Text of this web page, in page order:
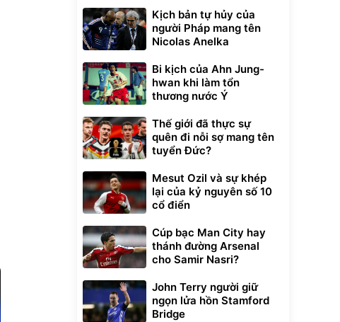
Kịch bản tự hủy của
người Pháp mang tên
Nicolas Anelka
Bi kịch của Ahn Jung-
hwan khi làm tổn
thương nước Ý
Thế giới đã thực sự
quên đi nỗi sợ mang tên
tuyển Đức?
Mesut Ozil và sự khép
lại của kỷ nguyên số 10
cổ điển
Cúp bạc Man City hay
thánh đường Arsenal
cho Samir Nasri?
John Terry người giữ
ngọn lửa hồn Stamford
Bridge